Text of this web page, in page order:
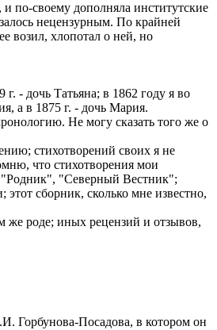
и по-своему дополняла институтские
нецензурным. По крайней
возил, хлопотал о ней, но
- дочь Татьяна; в 1862 году я во
а в 1875 г. - дочь Мария.
Не могу сказать того же о
стихотворений своих я не
что стихотворения мои
"Родник", "Северный Вестник";
сборник, сколько мне известно,
же роде; иных рецензий и отзывов,
Горбунова-Посадова, в котором он